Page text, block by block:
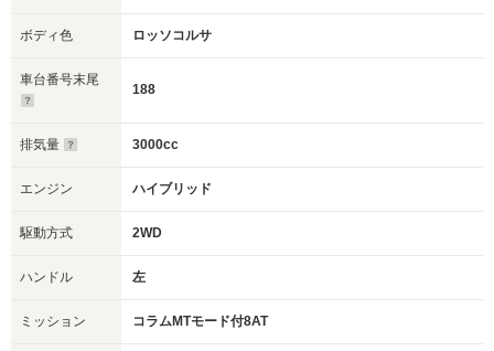
ボディ色 ロッソコルサ
車台番号末尾
188
排気量 3000cc
エンジン ハイブリッド
駆動方式 2WD
ハンドル 左
ミッション コラムMTモード付8AT